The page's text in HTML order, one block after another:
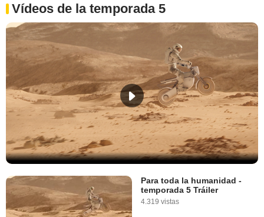
Vídeos de la temporada 5
Para toda la humanidad -
temporada 5 Tráiler
4.319 vistas